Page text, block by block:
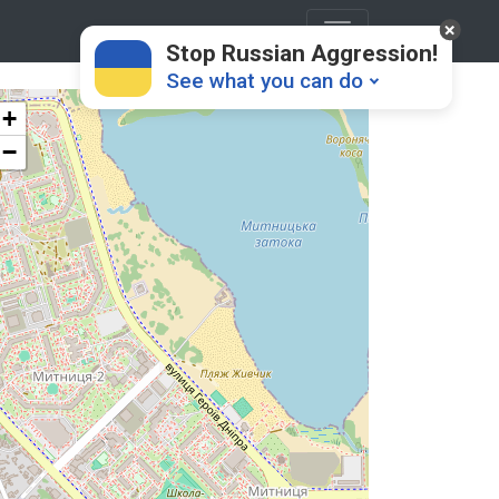
+
−
Stop Russian Aggression!
See what you can do
Donate
Support Ukraine
Share this widget